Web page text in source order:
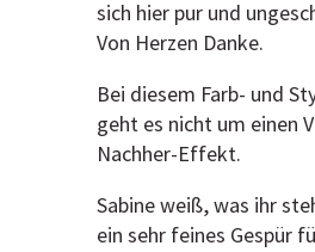
sich hier pur und
Von Herzen Danke.
Bei diesem Farb- und
geht es nicht um einen
Nachher-Effekt.
Sabine weiß, was ihr
ein sehr feines Gespür